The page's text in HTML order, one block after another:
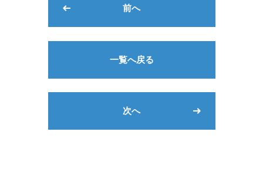
前へ
一覧へ戻る
次へ